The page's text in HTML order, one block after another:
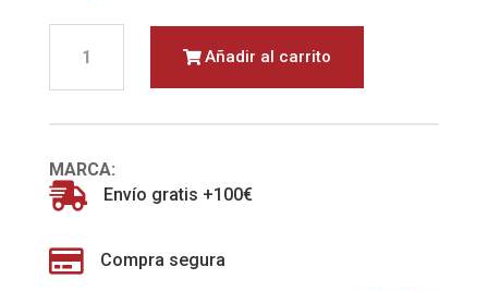
PARED
cantidad
Añadir al carrito
MARCA:
 Envío gratis +100€
 Compra segura